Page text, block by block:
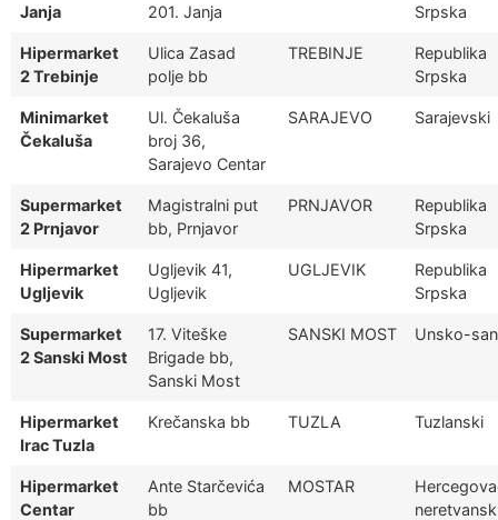
Janja
201. Janja
Srpska
Hipermarket
2 Trebinje
Ulica Zasad
polje bb
TREBINJE
Republika
Srpska
Minimarket
Čekaluša
Ul. Čekaluša
broj 36,
Sarajevo Centar
SARAJEVO Sarajevski
Supermarket
2 Prnjavor
Magistralni put
bb, Prnjavor
PRNJAVOR
Republika
Srpska
Hipermarket
Ugljevik
Ugljevik 41,
Ugljevik
UGLJEVIK
Republika
Srpska
Supermarket
2 Sanski Most
17. Viteške
Brigade bb,
Sanski Most
SANSKI MOST Unsko-
Hipermarket
Irac Tuzla
Krečanska bb TUZLA Tuzlanski
Hipermarket
Centar
Ante Starčevića
bb
MOSTAR